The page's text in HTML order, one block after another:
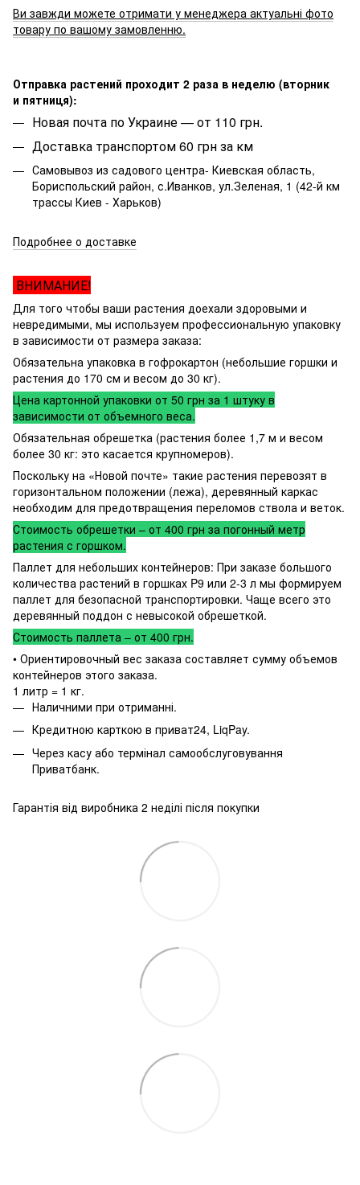
Ви завжди можете отримати у менеджера актуальні фото
товару по вашому замовленню.
Отправка растений проходит 2 раза в неделю (вторник
и пятниця):
Новая почта по Украине — от 110 грн.
Доставка транспортом 60 грн за км
Самовывоз из садового центра- Киевская область,
Бориспольский район, с.Иванков, ул.Зеленая, 1 (42-й км
трассы Киев - Харьков)
Подробнее о доставке
ВНИМАНИЕ!
Для того чтобы ваши растения доехали здоровыми и
невредимыми, мы используем профессиональную упаковку
в зависимости от размера заказа:
Обязательна упаковка в гофрокартон (небольшие горшки и
растения до 170 см и весом до 30 кг).
Цена картонной упаковки от 50 грн за 1 штуку в
зависимости от объемного веса.
Обязательная обрешетка (растения более 1,7 м и весом
более 30 кг: это касается крупномеров).
Поскольку на «Новой почте» такие растения перевозят в
горизонтальном положении (лежа), деревянный каркас
необходим для предотвращения переломов ствола и веток.
Стоимость обрешетки – от 400 грн за погонный метр
растения с горшком.
Паллет для небольших контейнеров: При заказе большого
количества растений в горшках P9 или 2-3 л мы формируем
паллет для безопасной транспортировки. Чаще всего это
деревянный поддон с невысокой обрешеткой.
Стоимость паллета – от 400 грн.
• Ориентировочный вес заказа составляет сумму объемов
контейнеров этого заказа.
1 литр = 1 кг.
Наличними при отриманні.
Кредитною карткою в приват24, LiqPay.
Через касу або термінал самообслуговування
Приватбанк.
Гарантія від виробника 2 неділі після покупки